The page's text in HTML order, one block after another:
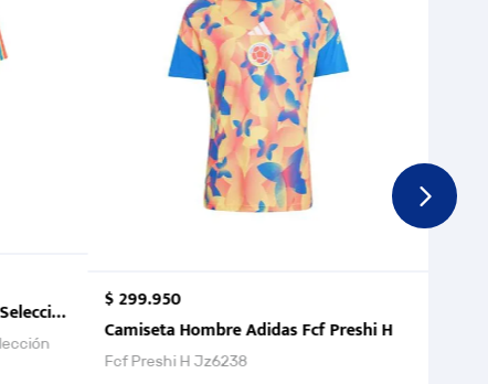
Colombia FCF 2026.
$299.950
Camiseta Hombre Adidas Fcf Preshi H
Fcf Preshi H Jz6238